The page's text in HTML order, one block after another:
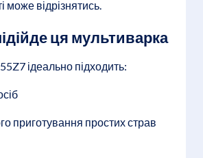
може відрізнятись.
ця мультиварка
ідеально підходить:
приготування простих страв